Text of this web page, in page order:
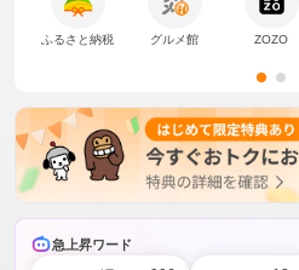
ふるさと納税 グルメ館 ZOZO
急上昇ワード